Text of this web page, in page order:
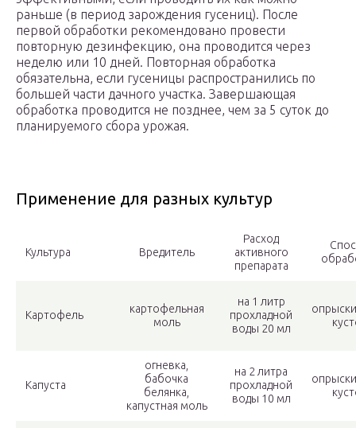
раньше (в период зарождения гусениц). После
первой обработки рекомендовано провести
повторную дезинфекцию, она проводится через
неделю или 10 дней. Повторная обработка
обязательна, если гусеницы распространились по
большей части дачного участка. Завершающая
обработка проводится не позднее, чем за 5 суток до
планируемого сбора урожая.
Применение для разных культур
Культура Вредитель
Расход
активного
препарата
Картофель
картофельная
моль
на 1 литр
прохладной
воды 20 мл
Капуста
огневка,
бабочка
белянка,
капустная моль
на 2 литра
прохладной
воды 10 мл